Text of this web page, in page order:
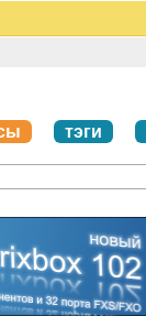
тэги